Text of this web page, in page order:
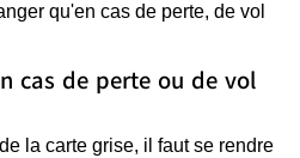
qu'en cas de perte, de vol
cas de perte ou de vol
la carte grise, il faut se rendre